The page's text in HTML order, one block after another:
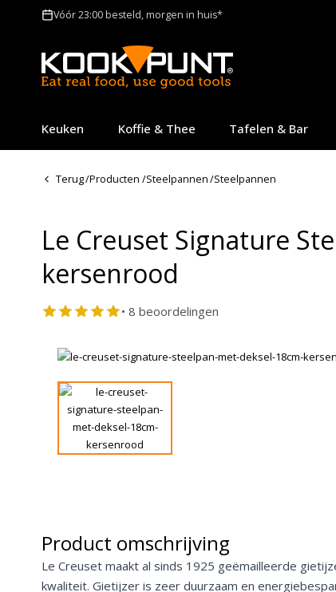
Vóór 23:00 besteld, morgen in huis*
Keuken Koffie & Thee Tafelen & Bar
Terug/Producten /Steelpannen/Steelpannen
Le Creuset Signature
kersenrood
• 8 beoordelingen
Product omschrijving
Le Creuset maakt al sinds 1925 geëmailleerde
kwaliteit. Gietijzer is zeer duurzaam en